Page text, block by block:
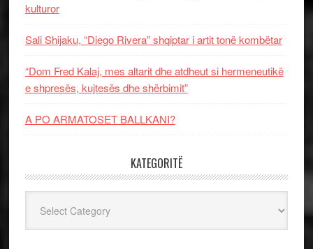
kulturor
Sali Shijaku, “Diego Rivera” shqiptar i artit tonë kombëtar
“Dom Fred Kalaj, mes altarit dhe atdheut si hermeneutikë
e shpresës, kujtesës dhe shërbimit”
A PO ARMATOSET BALLKANI?
KATEGORITË